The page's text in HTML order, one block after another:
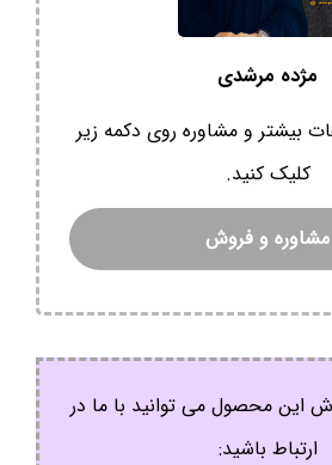
مژده مرشدی
بیشتر و مشاوره روی دکمه زیر
کلیک کنید.
مشاوره و فروش
این محصول می توانید با ما در
ارتباط باشید: